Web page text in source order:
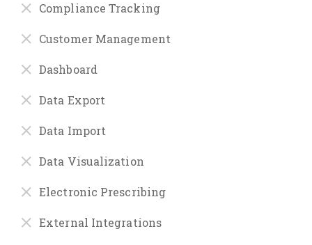
Compliance Tracking
Customer Management
Dashboard
Data Export
Data Import
Data Visualization
Electronic Prescribing
External Integrations